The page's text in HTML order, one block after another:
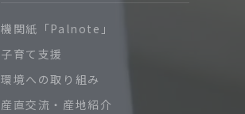
機関紙「Palnote」
子育て支援
環境への取り組み
産直交流・産地紹介